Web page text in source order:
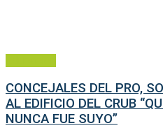
CONCEJALES DEL PRO,
AL EDIFICIO DEL CRUB
NUNCA FUE SUYO”